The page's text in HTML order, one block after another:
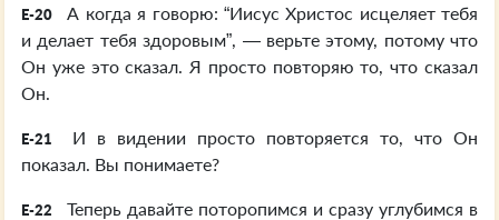
E-20
А когда я говорю: “Иисус Христос исцеляет тебя
и делает тебя здоровым”, — верьте этому, потому что
Он уже это сказал. Я просто повторяю то, что сказал
Он.
E-21
И в видении просто повторяется то, что Он
показал. Вы понимаете?
E-22
Теперь давайте поторопимся и сразу углубимся в